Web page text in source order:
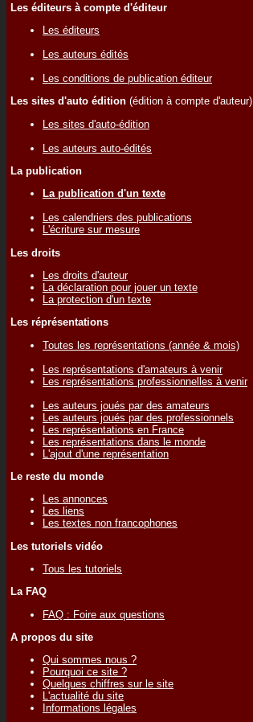
Les éditeurs à compte d'éditeur
Les éditeurs
Les auteurs édités
Les conditions de publication éditeur
Les sites d'auto édition (édition à compte d'auteur)
Les sites d'auto-édition
Les auteurs auto-édités
La publication
La publication d'un texte
Les calendriers des publications
L'écriture sur mesure
Les droits
Les droits d'auteur
La déclaration pour jouer un texte
La protection d'un texte
Les réprésentations
Toutes les représentations (année & mois)
Les représentations d'amateurs à venir
Les représentations professionnelles à venir
Les auteurs joués par des amateurs
Les auteurs joués par des professionnels
Les représentations en France
Les représentations dans le monde
L'ajout d'une représentation
Le reste du monde
Les annonces
Les liens
Les textes non francophones
Les tutoriels vidéo
Tous les tutoriels
La FAQ
FAQ : Foire aux questions
A propos du site
Qui sommes nous ?
Pourquoi ce site ?
Quelques chiffres sur le site
L'actualité du site
Informations légales